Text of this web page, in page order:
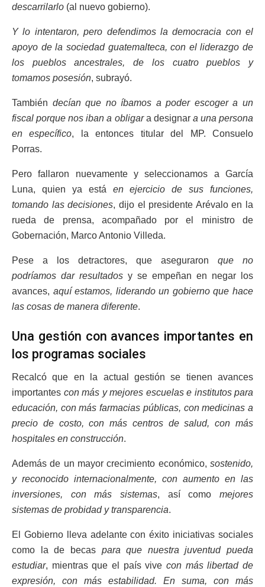
descarrilarlo (al nuevo gobierno).
Y lo intentaron, pero defendimos la democracia con el
apoyo de la sociedad guatemalteca, con el liderazgo de
los pueblos ancestrales, de los cuatro pueblos y
tomamos posesión, subrayó.
También decían que no íbamos a poder escoger a un
fiscal porque nos iban a obligara designar a una persona
en específico, la entonces titular del MP. Consuelo
Porras.
Pero fallaron nuevamente y seleccionamos a García
Luna, quien ya está en ejercicio de sus funciones,
tomando las decisiones, dijo el presidente Arévalo en la
rueda de prensa, acompañado por el ministro de
Gobernación, Marco Antonio Villeda.
Pese a los detractores, que aseguraron que no
podríamos dar resultados y se empeñan en negar los
avances, aquí estamos, liderando un gobierno que hace
las cosas de manera diferente.
Una gestión con avances importantes en
los programas sociales
Recalcó que en la actual gestión se tienen avances
importantes con más y mejores escuelas e institutos para
educación, con más farmacias públicas, con medicinas a
precio de costo, con más centros de salud, con más
hospitales en construcción.
Además de un mayor crecimiento económico, sostenido,
y reconocido internacionalmente, con aumento en las
inversiones, con más sistemas, así como mejores
sistemas de probidad y transparencia.
El Gobierno lleva adelante con éxito iniciativas sociales
como la de becas para que nuestra juventud pueda
estudiar, mientras que el país vive con más libertad de
expresión, con más estabilidad. En suma, con más